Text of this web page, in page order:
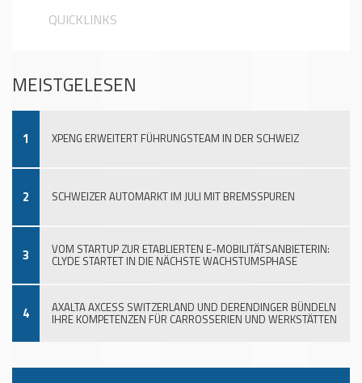
QUICKLINKS
MEISTGELESEN
1 XPENG ERWEITERT FÜHRUNGSTEAM IN DER SCHWEIZ
2 SCHWEIZER AUTOMARKT IM JULI MIT BREMSSPUREN
3 VOM STARTUP ZUR ETABLIERTEN E-MOBILITÄTSANBIETERIN:
CLYDE STARTET IN DIE NÄCHSTE WACHSTUMSPHASE
4 AXALTA AXCESS SWITZERLAND UND DERENDINGER BÜNDELN
IHRE KOMPETENZEN FÜR CARROSSERIEN UND WERKSTÄTTEN